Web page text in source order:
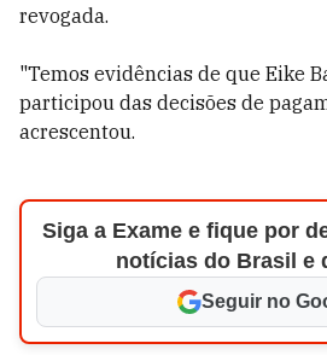
revogada.
"Temos evidências de que Eike
participou das decisões de
acrescentou.
Siga a Exame e fique por
notícias do Brasil e
Seguir no